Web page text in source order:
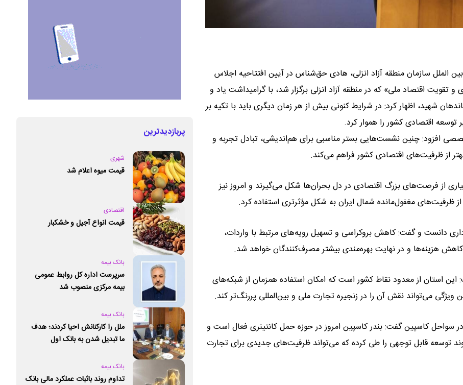
الملل سازمان منطقه آزاد انزلی، هادی حق‌شناس در آیین افتتاحیه اجلاس
تقویت اقتصاد ملی» که در منطقه آزاد انزلی برگزار شد، با گرامیداشت یاد و
شهید، اظهار کرد: در شرایط کنونی بیش از هر زمان دیگری باید با تکیه بر
اقتصادی کشور را هموار کرد.
تخصصی افزود: چنین نشست‌هایی بستر مناسبی برای هم‌اندیشی، تبادل تجربه و
از ظرفیت‌های اقتصادی کشور فراهم می‌کند.
از فرصت‌های بزرگ اقتصادی در دل بحران‌ها شکل می‌گیرند و امروز نیز
ظرفیت‌های مغفول‌مانده شمال ایران به شکل مؤثرتری استفاده کرد.
دانست و گفت: کاهش بروکراسی و تسهیل رویه‌های مرتبط با واردات،
هزینه‌ها و در نهایت بهره‌مندی بیشتر مصرف‌کنندگان خواهد شد.
استان از معدود نقاط کشور است که امکان استفاده همزمان از شبکه‌های
ویژگی می‌تواند نقش آن را در زنجیره تجارت ملی و بین‌المللی پررنگ‌تر کند.
سواحل کاسپین گفت: بندر کاسپین امروز در حوزه حمل کانتینری فعال است و
توسعه قابل توجهی را طی کرده که می‌تواند ظرفیت‌های جدیدی برای تجارت
پربازدیدترین
شهری
قیمت میوه اعلام شد
اقتصادی
قیمت انواع آجیل و خشکبار
بانک بیمه
سرپرست اداره کل روابط عمومی
بیمه مرکزی منصوب شد
بانک بیمه
ملل را کارکنانش احیا کردند؛ هدف
ما تبدیل شدن به بانک اول
بانک بیمه
تداوم روند باثبات عملکرد مالی بانک